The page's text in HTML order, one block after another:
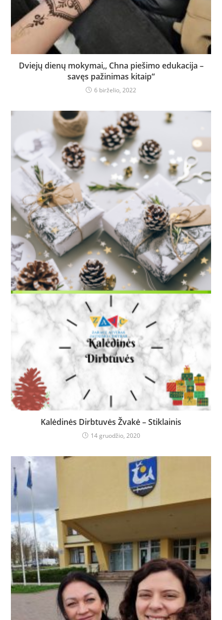
Dviejų dienų mokymai,, Chna piešimo edukacija –
savęs pažinimas kitaip“
6 birželio, 2022
Kalėdinės Dirbtuvės Žvakė – Stiklainis
14 gruodžio, 2020